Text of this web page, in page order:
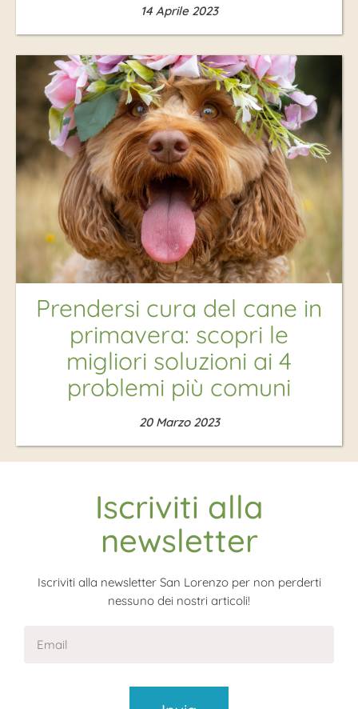
14 Aprile 2023
Prendersi cura del cane in
primavera: scopri le
migliori soluzioni ai 4
problemi più comuni
20 Marzo 2023
Iscriviti alla
newsletter
Iscriviti alla newsletter San Lorenzo per non perderti
nessuno dei nostri articoli!